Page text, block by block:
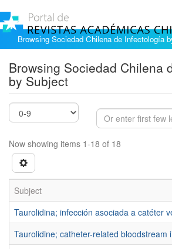
Browsing Sociedad Chilena de Infectología
Browsing Sociedad Chilena
by Subject
Now showing items 1-18 of 18
Subject
Taurolidina; infección asociada a catéter
Taurolidine; catheter-related